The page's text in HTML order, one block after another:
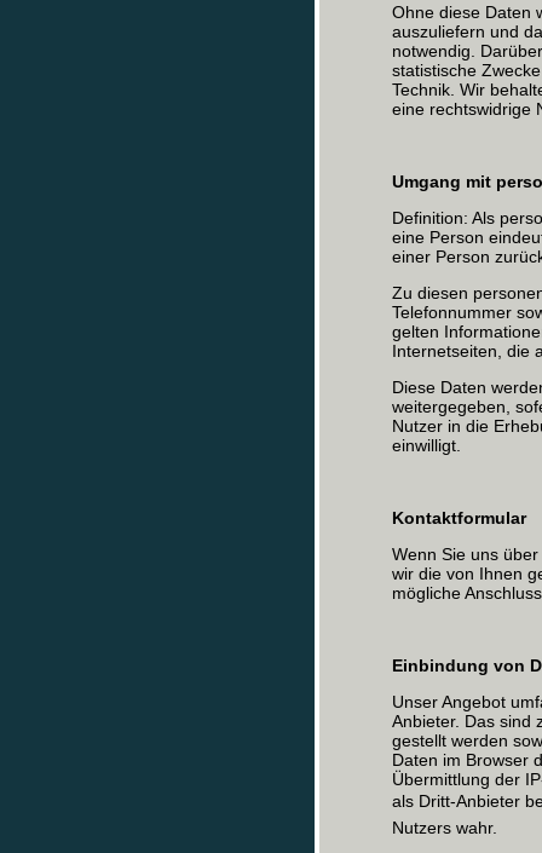
Ohne diese Daten
auszuliefern und
notwendig.
statistische
Technik. Wir
eine rechtswidrige
Umgang mit
Definition: Als
eine Person
einer Person
Zu diesen
Telefonnummer
gelten
Internetseiten, die
Diese Daten
weitergegeben,
Nutzer in die
einwilligt.
Kontaktformular
Wenn Sie uns
wir die von Ihnen
mögliche
Einbindung von
Unser Angebot
Anbieter. Das sind
gestellt werden
Daten im Browser
Übermittlung der
als Dritt-Anbieter
Nutzers wahr.